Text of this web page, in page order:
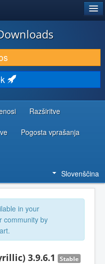
Razširitve
Pogosta vprašanja
Slovenščina
in your
community by
3.9.6.1 Stable